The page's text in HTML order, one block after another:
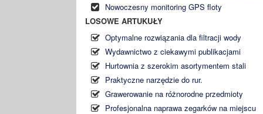
Nowoczesny monitoring GPS floty
LOSOWE ARTUKUŁY
Optymalne rozwiązania dla filtracji wody
Wydawnictwo z ciekawymi publikacjami
Hurtownia z szerokim asortymentem stali
Praktyczne narzędzie do rur.
Grawerowanie na różnorodne przedmioty
Profesjonalna naprawa zegarków na miejscu